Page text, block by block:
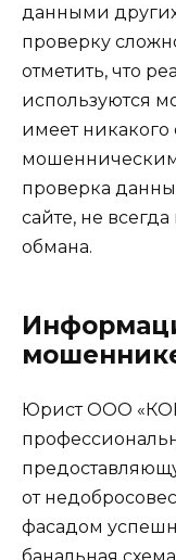
данными
проверку
отметить, что
используются
имеет
проверка
сайте, не
обмана.
Юрист ООО
от
фасадом